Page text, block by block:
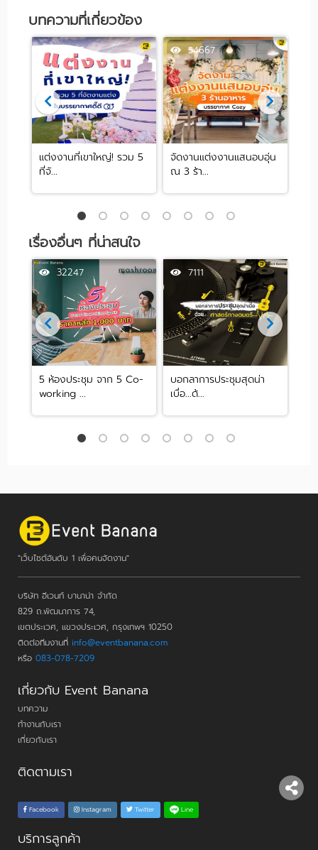
บทความที่เกี่ยวข้อง
63927
แต่งงานที่เขาใหญ่! รวม 5
ที่จั...
54667
จัดงานแต่งงานแสนอบอุ่น
ณ 3 ร้า...
เรื่องอื่นๆ ที่น่าสนใจ
32247
5 ห้องประชุม จาก 5 Co-
working ...
7111
บอกลาการประชุมสุดน่า
เบื่อ...ด้...
"เว็บไซต์อันดับ 1 เพื่อคนจัดงาน"
บริษัท อีเวนท์ บานาน่า จำกัด
829 ถ.พัฒนาการ 74,
เขตประเวศ, แขวงประเวศ, กรุงเทพฯ 10250
ติดต่อทีมงานที่ info@eventbanana.com
หรือ 083-078-7209
เกี่ยวกับ Event Banana
บทความ
ทำงานกับเรา
เกี่ยวกับเรา
ติดตามเรา
Facebook Instagram Twitter Line
บริการลูกค้า